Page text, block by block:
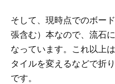
そして、現時点でのボー
張含む）本なので、流石
なっています。これ以上
タイルを変えるなどで折
です。